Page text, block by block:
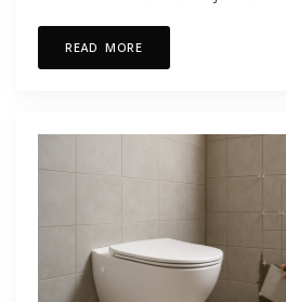
READ MORE